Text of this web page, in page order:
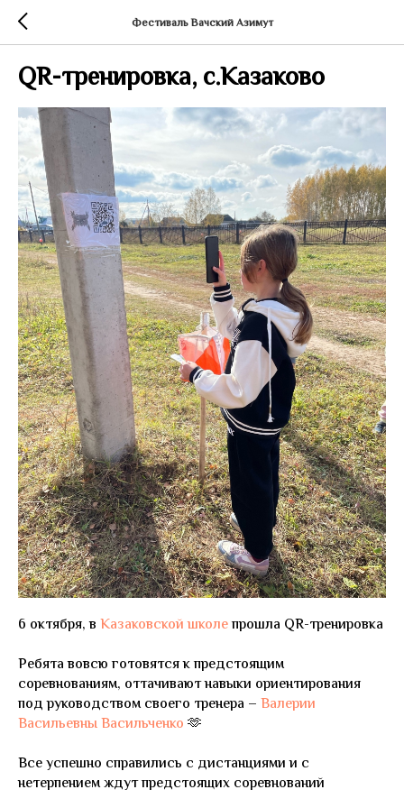
Фестиваль Вачский Азимут
QR-тренировка, с.Казаково
6 октября, в Казаковской школепрошла QR-тренировка
Ребята вовсю готовятся к предстоящим
соревнованиям, оттачивают навыки ориентирования
под руководством своего тренера – Валерии
Васильевны Васильченко 🫶
Все успешно справились с дистанциями и с
нетерпением ждут предстоящих соревнований